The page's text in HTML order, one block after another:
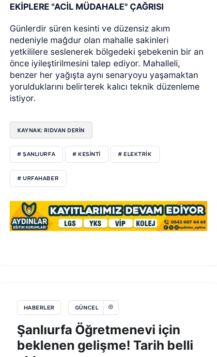
EKİPLERE "ACİL MÜDAHALE" ÇAĞRISI
Günlerdir süren kesinti ve düzensiz akım
nedeniyle mağdur olan mahalle sakinleri
yetkililere seslenerek bölgedeki şebekenin bir an
önce iyileştirilmesini talep ediyor. Mahalleli,
benzer her yağışta aynı senaryoyu yaşamaktan
yorulduklarını belirterek kalıcı teknik düzenleme
istiyor.
KAYNAK: RIDVAN DERİN
# ŞANLIURFA # KESINTI # ELEKTRIK
# URFAHABER
HABERLER GÜNCEL
Şanlıurfa Öğretmenevi için
beklenen gelişme! Tarih belli